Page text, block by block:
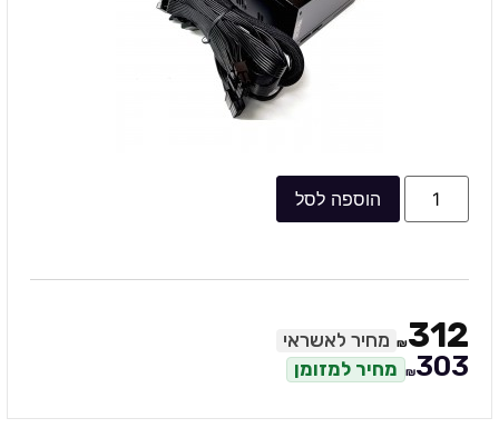
הוספה לסל
₪312 מחיר לאשראי
₪303 מחיר למזומן